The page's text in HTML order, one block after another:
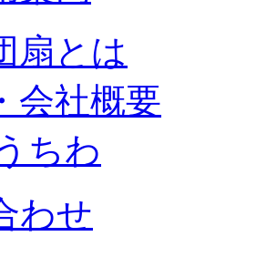
扇とは
会社概要
ちわ
わせ